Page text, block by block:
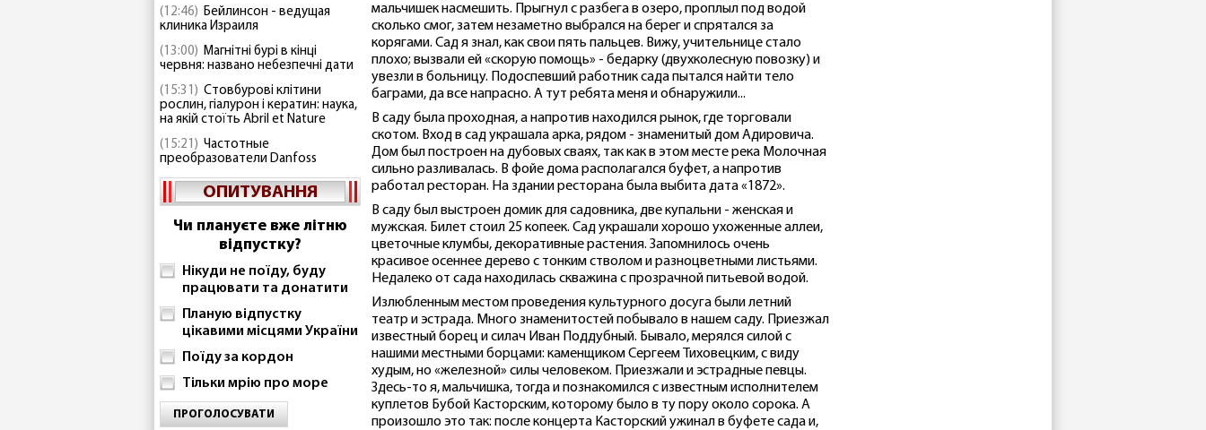
(12:46) Бейлинсон - ведущая
клиника Израиля
(13:00) Магнітні бурі в кінці
червня: названо небезпечні дати
(15:31) Стовбурові клітини
рослин, гіалурон і кератин: наука,
на якій стоїть Abril et Nature
(15:21) Частотные
преобразователи Danfoss
ОПИТУВАННЯ
Чи плануєте вже літню
відпустку?
Нікуди не поїду, буду
працювати та донатити
Планую відпустку
цікавими місцями України
Поїду за кордон
Тільки мрію про море
ПРОГОЛОСУВАТИ
мальчишек насмешить. Прыгнул с разбега в озеро, проплыл под водой
сколько смог, затем незаметно выбрался на берег и спрятался за
корягами. Сад я знал, как свои пять пальцев. Вижу, учительнице стало
плохо; вызвали ей «скорую помощь» - бедарку (двухколесную повозку) и
увезли в больницу. Подоспевший работник сада пытался найти тело
баграми, да все напрасно. А тут ребята меня и обнаружили...
В саду была проходная, а напротив находился рынок, где торговали
скотом. Вход в сад украшала арка, рядом - знаменитый дом Адировича.
Дом был построен на дубовых сваях, так как в этом месте река Молочная
сильно разливалась. В фойе дома располагался буфет, а напротив
работал ресторан. На здании ресторана была выбита дата «1872».
В саду был выстроен домик для садовника, две купальни - женская и
мужская. Билет стоил 25 копеек. Сад украшали хорошо ухоженные аллеи,
цветочные клумбы, декоративные растения. Запомнилось очень
красивое осеннее дерево с тонким стволом и разноцветными листьями.
Недалеко от сада находилась скважина с прозрачной питьевой водой.
Излюбленным местом проведения культурного досуга были летний
театр и эстрада. Много знаменитостей побывало в нашем саду. Приезжал
известный борец и силач Иван Поддубный. Бывало, мерялся силой с
нашими местными борцами: каменщиком Сергеем Тиховецким, с виду
худым, но «железной» силы человеком. Приезжали и эстрадные певцы.
Здесь-то я, мальчишка, тогда и познакомился с известным исполнителем
куплетов Бубой Касторским, которому было в ту пору около сорока. А
произошло это так: после концерта Касторский ужинал в буфете сада и,